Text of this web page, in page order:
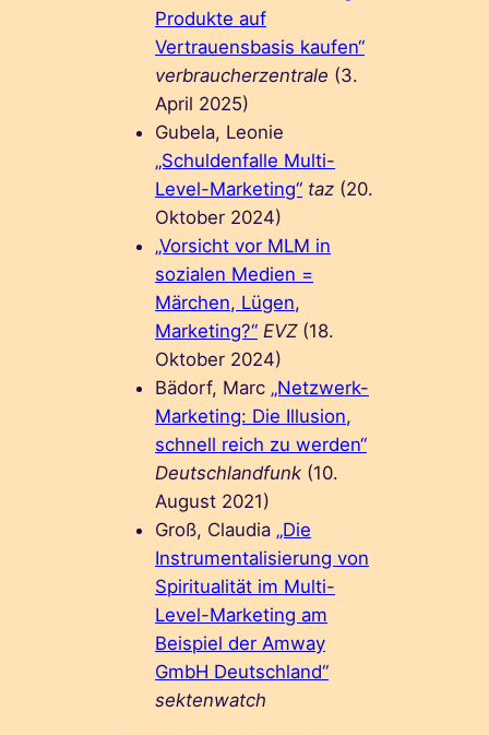
Produkte auf
Vertrauensbasis kaufen“
verbraucherzentrale (3.
April 2025)
Gubela, Leonie
„Schuldenfalle Multi-
Level-Marketing“ taz (20.
Oktober 2024)
„Vorsicht vor MLM in
sozialen Medien =
Märchen, Lügen,
Marketing?“ EVZ(18.
Oktober 2024)
Bädorf, Marc „Netzwerk-
Marketing: Die Illusion,
schnell reich zu werden“
Deutschlandfunk (10.
August 2021)
Groß, Claudia „Die
Instrumentalisierung von
Spiritualität im Multi-
Level-Marketing am
Beispiel der Amway
GmbH Deutschland“
sektenwatch